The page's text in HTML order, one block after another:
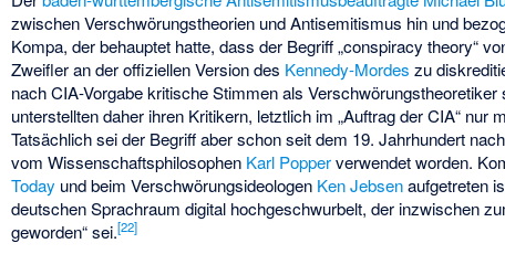
zwischen Verschwörungstheorien und Antisemitismus hin und
Kompa, der behauptet hatte, dass der Begriff „conspiracy theory“
Zweifler an der offiziellen Version des Kennedy-Mordes zu
nach CIA-Vorgabe kritische Stimmen als
unterstellten daher ihren Kritikern, letztlich im „Auftrag der CIA“ nur
Tatsächlich sei der Begriff aber schon seit dem 19. Jahrhundert
vom Wissenschaftsphilosophen Karl Popperverwendet worden.
Today und beim Verschwörungsideologen Ken Jebsenaufgetreten
deutschen Sprachraum digital hochgeschwurbelt, der inzwischen
geworden“ sei.[22]